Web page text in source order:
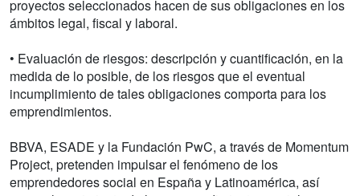
proyectos seleccionados hacen de sus obligaciones en los
ámbitos legal, fiscal y laboral.
• Evaluación de riesgos: descripción y cuantificación, en la
medida de lo posible, de los riesgos que el eventual
incumplimiento de tales obligaciones comporta para los
emprendimientos.
BBVA, ESADE y la Fundación PwC, a través de Momentum
Project, pretenden impulsar el fenómeno de los
emprendedores social en España y Latinoamérica, así